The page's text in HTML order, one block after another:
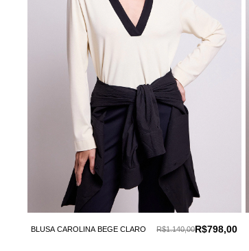
BLUSA CAROLINA BEGE CLARO R$798,00
R$1.140,00